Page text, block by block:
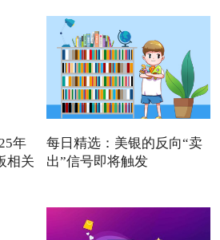
年
相关
每日精选：美银的反向“卖
出”信号即将触发